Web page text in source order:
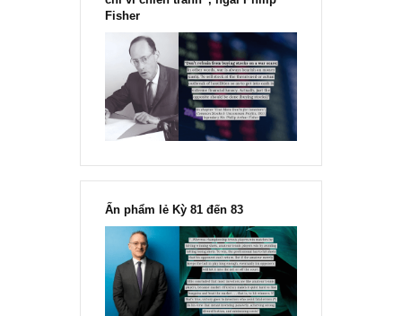
“Đừng sợ mua cổ phiếu dài hạn
chỉ vì chiến tranh”, ngài Philip
Fisher